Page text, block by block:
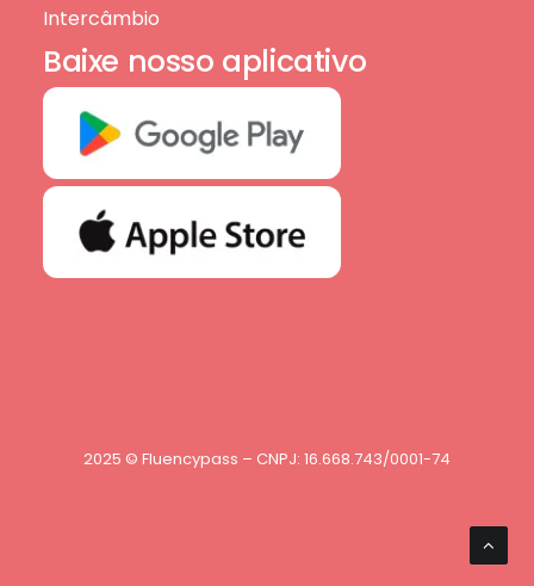
Intercâmbio
Baixe nosso aplicativo
2025 © Fluencypass – CNPJ: 16.668.743/0001-74